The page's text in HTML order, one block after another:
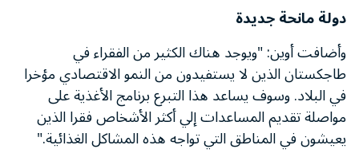
دولة مانحة جديدة
وأضافت أوين: "ويوجد هناك الكثير من الفقراء في
طاجكستان الذين لا يستفيدون من النمو الاقتصادي مؤخرا
في البلاد. وسوف يساعد هذا التبرع برنامج الأغذية على
مواصلة تقديم المساعدات إلي أكثر الأشخاص فقرا الذين
يعيشون في المناطق التي تواجه هذه المشاكل الغذائية."